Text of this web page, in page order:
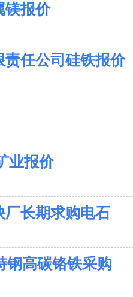
镁报价
责任公司硅铁报价
业报价
厂长期求购电石
钢高碳铬铁采购